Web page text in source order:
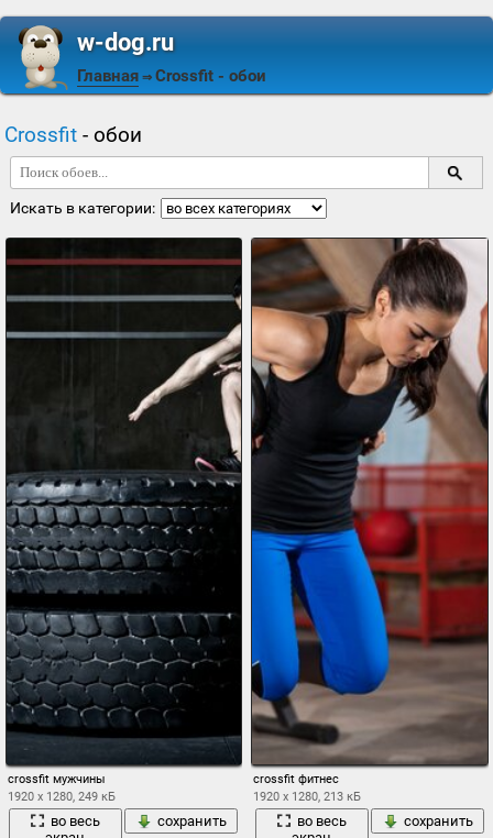
w-dog.ru
Главная ⇒ Crossfit - обои
Crossfit - обои
Искать в категории:
crossfit мужчины
1920 x 1280, 249 кБ
во весь
сохранить
crossfit фитнес
1920 x 1280, 213 кБ
во весь
сохранить